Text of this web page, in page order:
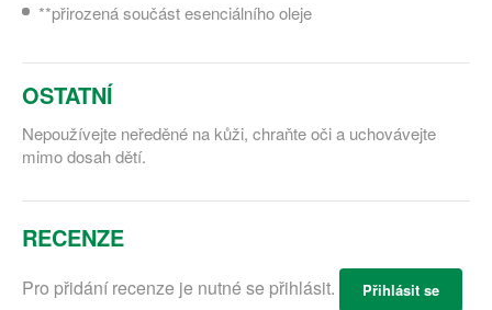
**přirozená součást esenciálního oleje
OSTATNÍ
Nepoužívejte neředěné na kůži, chraňte oči a uchovávejte
mimo dosah dětí.
RECENZE
Pro přidání recenze je nutné se přihlásit. Přihlásit se